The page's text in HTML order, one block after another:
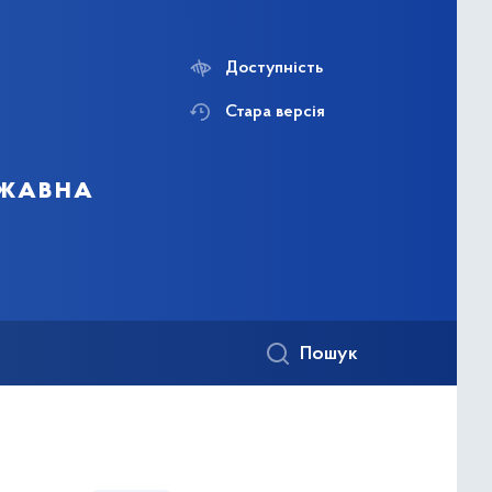
Доступність
Стара версія
Пошук